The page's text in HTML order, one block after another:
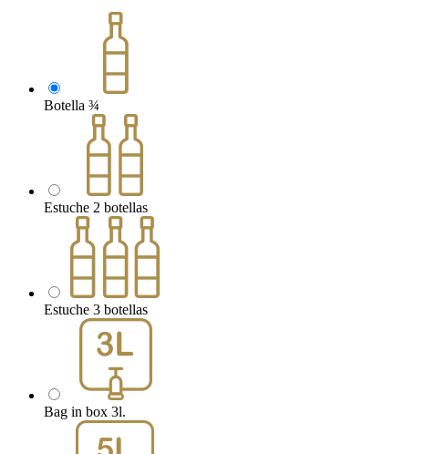
Botella ¾
Estuche 2 botellas
Estuche 3 botellas
Bag in box 3l.